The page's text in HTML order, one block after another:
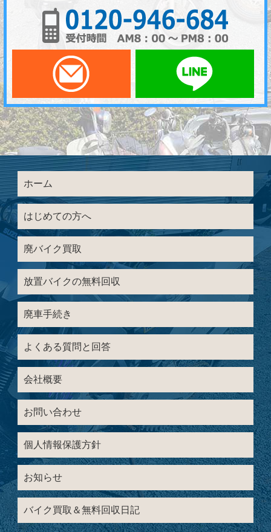
メールでお問い合わせ
ホーム
はじめての方へ
廃バイク買取
放置バイクの無料回収
廃車手続き
よくある質問と回答
会社概要
お問い合わせ
個人情報保護方針
お知らせ
バイク買取＆無料回収日記